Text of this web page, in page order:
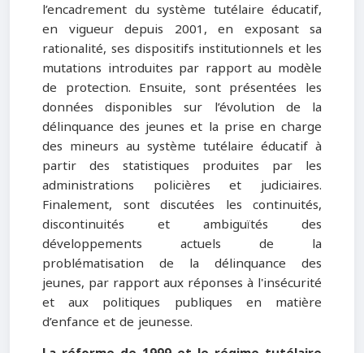
l’encadrement du système tutélaire éducatif,
en vigueur depuis 2001, en exposant sa
rationalité, ses dispositifs institutionnels et les
mutations introduites par rapport au modèle
de protection. Ensuite, sont présentées les
données disponibles sur l’évolution de la
délinquance des jeunes et la prise en charge
des mineurs au système tutélaire éducatif à
partir des statistiques produites par les
administrations policières et judiciaires.
Finalement, sont discutées les continuités,
discontinuités et ambiguïtés des
développements actuels de la
problématisation de la délinquance des
jeunes, par rapport aux réponses à l'insécurité
et aux politiques publiques en matière
d’enfance et de jeunesse.